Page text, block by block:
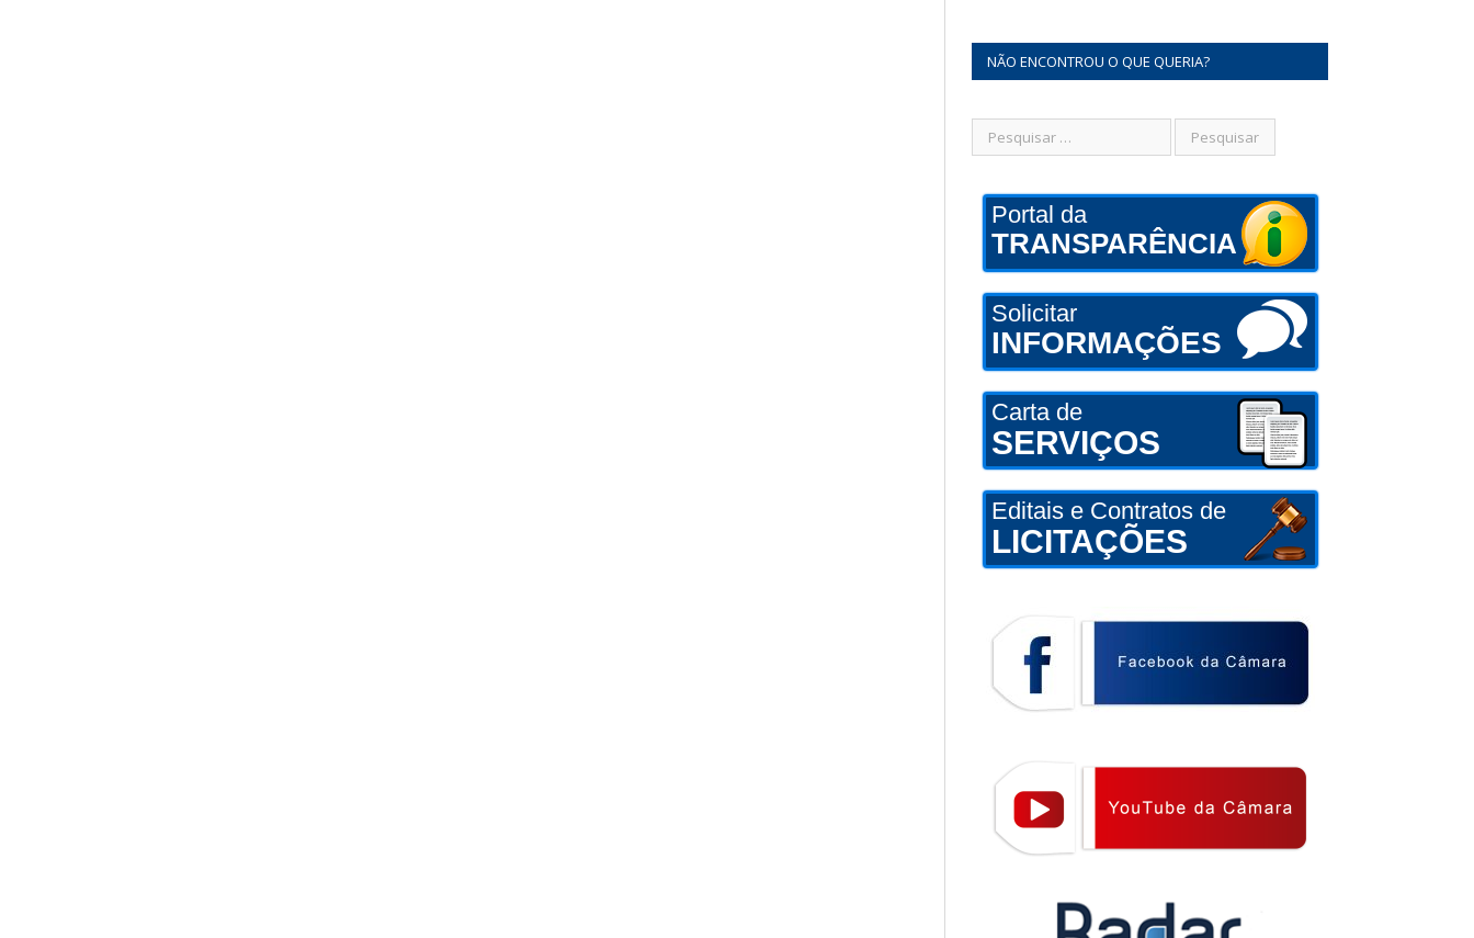
NÃO ENCONTROU O QUE QUERIA?
Portal da
TRANSPARÊNCIA
Solicitar
INFORMAÇÕES
Carta de
SERVIÇOS
Editais e Contratos de
LICITAÇÕES